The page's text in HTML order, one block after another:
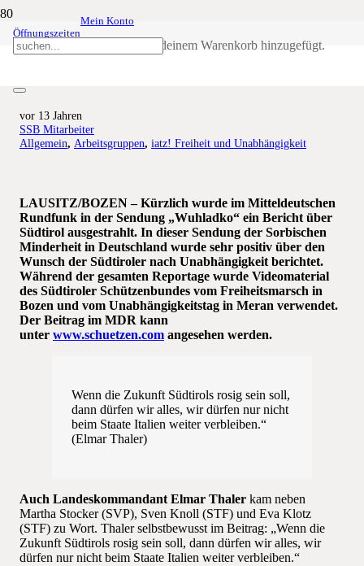
Öffnungszeiten
Mein Konto
wurde deinem Warenkorb hinzugefügt.
Südtirol im TV: MDR über
vor 13 Jahren
SSB Mitarbeiter
Allgemein, Arbeitsgruppen, iatz! Freiheit und Unabhängigkeit
LAUSITZ/BOZEN – Kürzlich wurde im Mitteldeutschen
Rundfunk in der Sendung „Wuhladko“ ein Bericht über
Südtirol ausgestrahlt. In dieser Sendung der Sorbischen
Minderheit in Deutschland wurde sehr positiv über den
Wunsch der Südtiroler nach Unabhängigkeit berichtet.
Während der gesamten Reportage wurde Videomaterial
des Südtiroler Schützenbundes vom Freiheitsmarsch in
Bozen und vom Unabhängigkeitstag in Meran verwendet.
Der Beitrag im MDR kann
unter www.schuetzen.com angesehen werden.
Wenn die Zukunft Südtirols rosig sein soll,
dann dürfen wir alles, wir dürfen nur nicht
beim Staate Italien weiter verbleiben.“
(Elmar Thaler)
Auch Landeskommandant Elmar Thaler kam neben
Martha Stocker (SVP), Sven Knoll (STF) und Eva Klotz
(STF) zu Wort. Thaler selbstbewusst im Beitrag: „Wenn die
Zukunft Südtirols rosig sein soll, dann dürfen wir alles, wir
dürfen nur nicht beim Staate Italien weiter verbleiben.“